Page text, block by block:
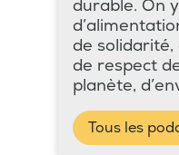
durable. On
de solidarité,
de respect
planète,
Tous les